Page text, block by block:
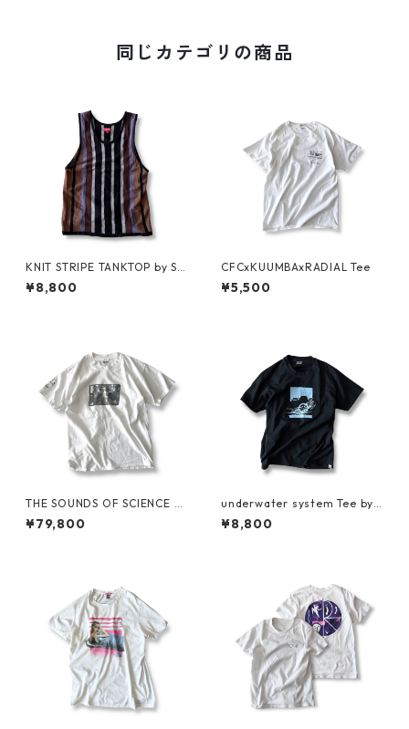
同じカテゴリの商品
KNIT STRIPE TANKTOP by Su
preme
¥8,800
CFCxKUUMBAxRADIAL Tee
¥5,500
THE SOUNDS OF SCIENCE fo
r Grand Royal Tee by BEASTI
E BOYS
¥79,800
underwater system Tee by S
ARCASTIC
¥8,800